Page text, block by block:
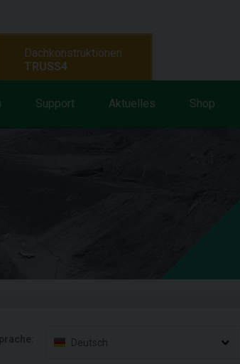
Support Aktuelles Shop
Dachkonstruktionen
TRUSS4
Deutsch